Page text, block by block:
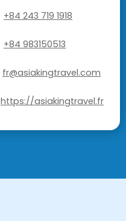
+84 243 719 1918
+84 983150513
fr@asiakingtravel.com
https://asiakingtravel.fr